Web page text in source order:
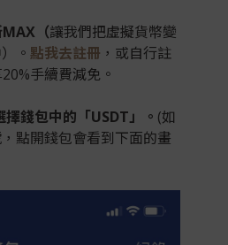
（讓我們把虛擬貨幣變
。 點我去註冊 ，或自行註
手續費減免。
錢包中的「USDT」。 (如
點開錢包會看到下面的畫